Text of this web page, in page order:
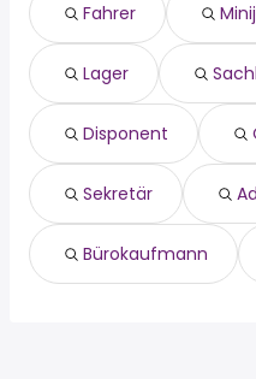
Ismaning
Kirchheim B. München
Hallbergmoos
Unterföhring
sachbearbeiter
disponent
quality assistant
sekretär
administrator
Fahrer
Lager
Disponent
Sekretär
Bürokaufmann